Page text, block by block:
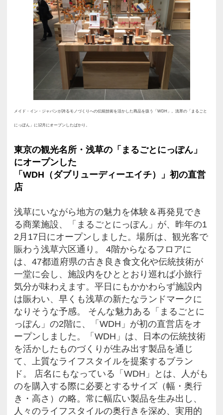
設、「まるごとにっぽん」。日本
発信地となり得るこの場所に、メ
ジャパンが誇るモノづくりへの伝
した商品を扱うショップ、「
ディーエイチ）」がオープンしま
初の直営店ということで、さっそ
運んでみました。
メイド・イン・ジャパンが誇るモノづくりへの伝統技術を活かした商品を扱
にっぽん」に12月にオープンしたばかり。
東京の観光名所・浅草の「まるご
にオープンした